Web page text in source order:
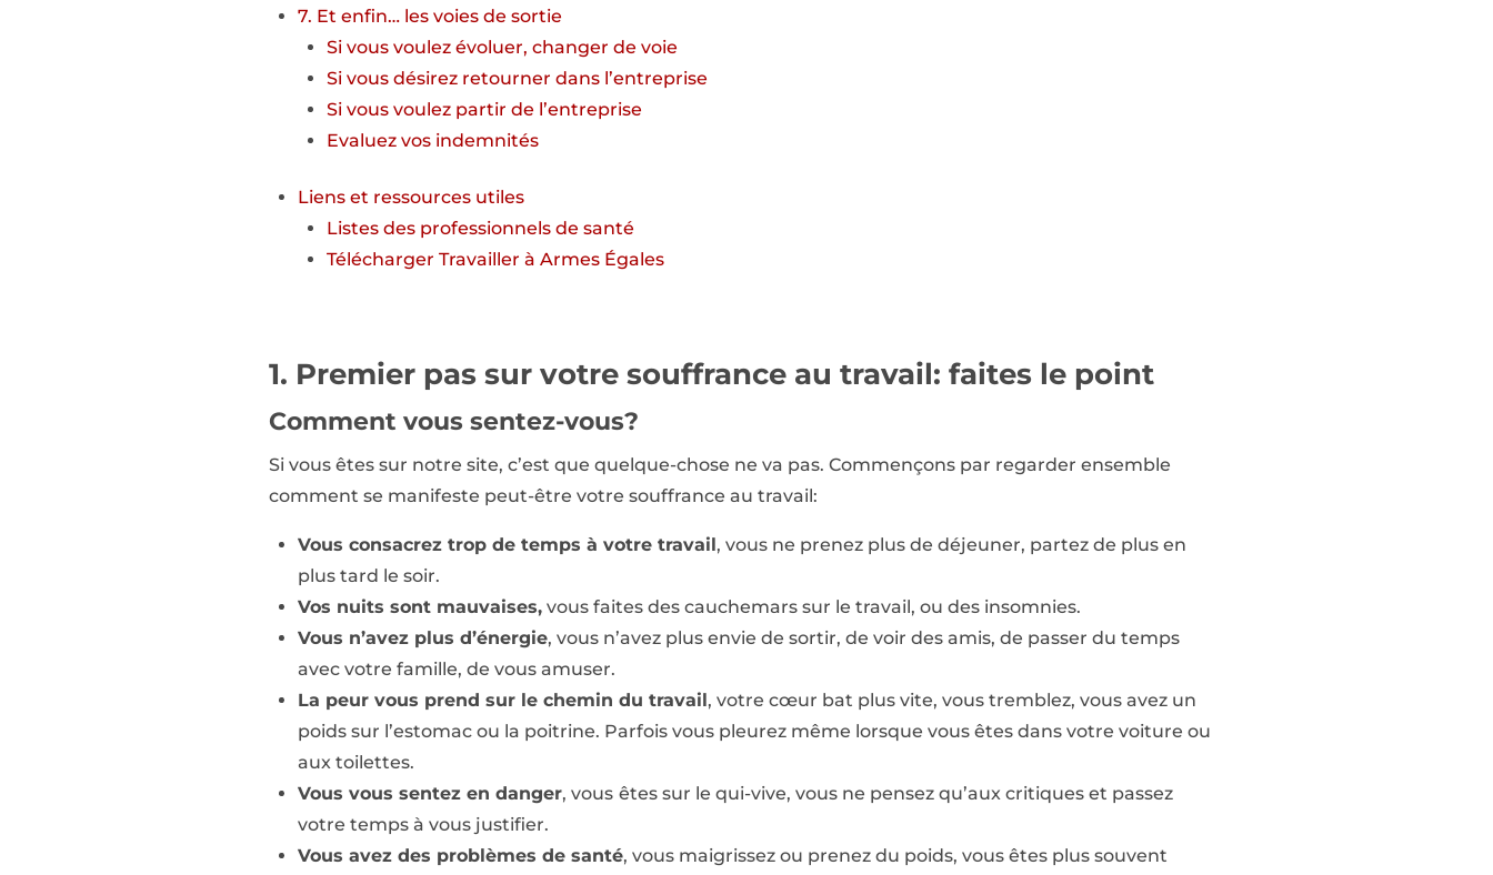
7. Et enfin… les voies de sortie
Si vous voulez évoluer, changer de voie
Si vous désirez retourner dans l’entreprise
Si vous voulez partir de l’entreprise
Evaluez vos indemnités
Liens et ressources utiles
Listes des professionnels de santé
Télécharger Travailler à Armes Égales
1. Premier pas sur votre souffrance au travail: faites le point
Comment vous sentez-vous?
Si vous êtes sur notre site, c’est que quelque-chose ne va pas. Commençons par regarder ensemble
comment se manifeste peut-être votre souffrance au travail:
Vous consacrez trop de temps à votre travail, vous ne prenez plus de déjeuner, partez de plus en
plus tard le soir.
Vos nuits sont mauvaises,vous faites des cauchemars sur le travail, ou des insomnies.
Vous n’avez plus d’énergie, vous n’avez plus envie de sortir, de voir des amis, de passer du temps
avec votre famille, de vous amuser.
La peur vous prend sur le chemin du travail, votre cœur bat plus vite, vous tremblez, vous avez un
poids sur l’estomac ou la poitrine. Parfois vous pleurez même lorsque vous êtes dans votre voiture ou
aux toilettes.
Vous vous sentez en danger, vous êtes sur le qui-vive, vous ne pensez qu’aux critiques et passez
votre temps à vous justifier.
Vous avez des problèmes de santé, vous maigrissez ou prenez du poids, vous êtes plus souvent